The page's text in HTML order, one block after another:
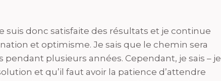
suis donc satisfaite des résultats et je continue
et optimisme. Je sais que le chemin sera
pendant plusieurs années. Cependant, je sais – je
et qu’il faut avoir la patience d’attendre